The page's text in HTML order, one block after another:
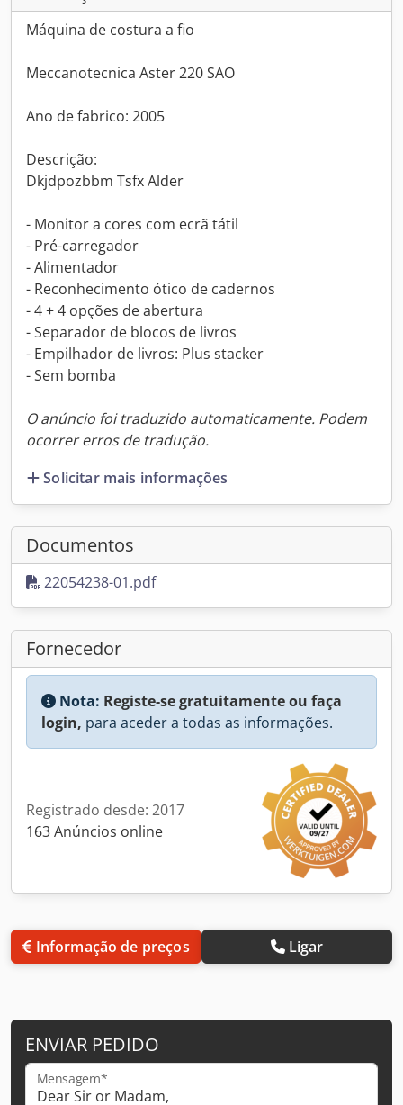
Máquina de costura a fio
Meccanotecnica Aster 220 SAO
Ano de fabrico: 2005
Descrição:
Dkjdpozbbm Tsfx Alder
- Monitor a cores com ecrã tátil
- Pré-carregador
- Alimentador
- Reconhecimento ótico de cadernos
- 4 + 4 opções de abertura
- Separador de blocos de livros
- Empilhador de livros: Plus stacker
- Sem bomba
O anúncio foi traduzido automaticamente. Podem
ocorrer erros de tradução.
Solicitar mais informações
Documentos
22054238-01.pdf
Fornecedor
Nota: Registe-se gratuitamente ou faça
login, para aceder a todas as informações.
Registrado desde: 2017
163 Anúncios online
Informação de preços Ligar
ENVIAR PEDIDO
Mensagem*